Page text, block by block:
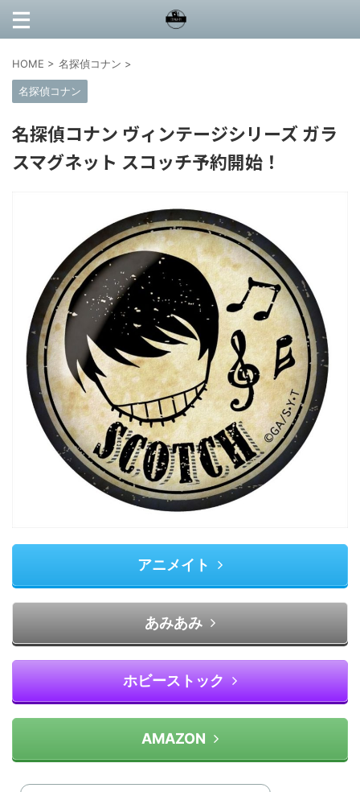
HOME > 名探偵コナン >
名探偵コナン
名探偵コナン ヴィンテージシリーズ ガラ
スマグネット スコッチ予約開始！
アニメイト
あみあみ
ホビーストック
AMAZON